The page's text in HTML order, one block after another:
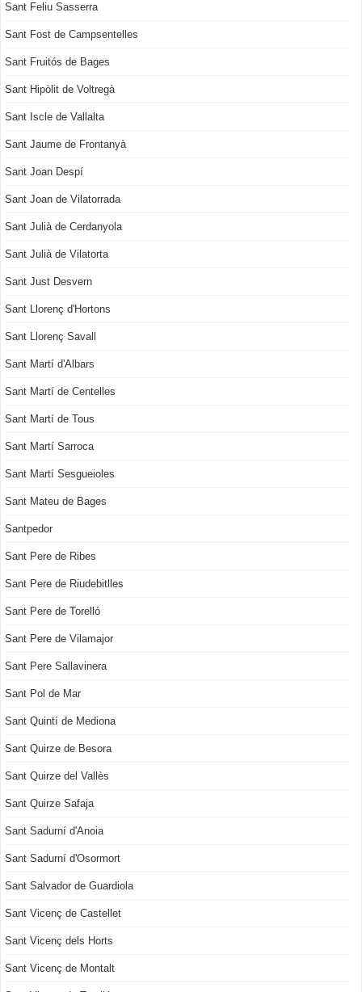
Sant Feliu Sasserra
Sant Fost de Campsentelles
Sant Fruitós de Bages
Sant Hipòlit de Voltregà
Sant Iscle de Vallalta
Sant Jaume de Frontanyà
Sant Joan Despí
Sant Joan de Vilatorrada
Sant Julià de Cerdanyola
Sant Julià de Vilatorta
Sant Just Desvern
Sant Llorenç d'Hortons
Sant Llorenç Savall
Sant Martí d'Albars
Sant Martí de Centelles
Sant Martí de Tous
Sant Martí Sarroca
Sant Martí Sesgueioles
Sant Mateu de Bages
Santpedor
Sant Pere de Ribes
Sant Pere de Riudebitlles
Sant Pere de Torelló
Sant Pere de Vilamajor
Sant Pere Sallavinera
Sant Pol de Mar
Sant Quintí de Mediona
Sant Quirze de Besora
Sant Quirze del Vallès
Sant Quirze Safaja
Sant Sadurní d'Anoia
Sant Sadurní d'Osormort
Sant Salvador de Guardiola
Sant Vicenç de Castellet
Sant Vicenç dels Horts
Sant Vicenç de Montalt